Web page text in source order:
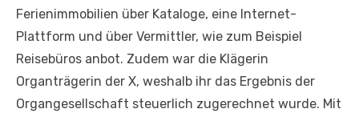
Ferienimmobilien über Kataloge, eine Internet-
Plattform und über Vermittler, wie zum Beispiel
Reisebüros anbot. Zudem war die Klägerin
Organträgerin der X, weshalb ihr das Ergebnis der
Organgesellschaft steuerlich zugerechnet wurde. Mit